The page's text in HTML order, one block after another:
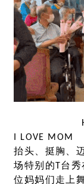
I LOVE MOM
抬头、挺胸、
场特别的T台
位妈妈们走上